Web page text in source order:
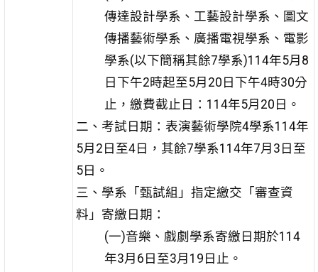
傳達設計學系、工藝設計學系、圖文
傳播藝術學系、廣播電視學系、電影
學系(以下簡稱其餘7學系)114年5月8
日下午2時起至5月20日下午4時30分
止，繳費截止日：114年5月20日。
二、考試日期：表演藝術學院4學系114年
5月2日至4日，其餘7學系114年7月3日至
5日。
三、學系「甄試組」指定繳交「審查資
料」寄繳日期：
(一)音樂、戲劇學系寄繳日期於114
年3月6日至3月19日止。